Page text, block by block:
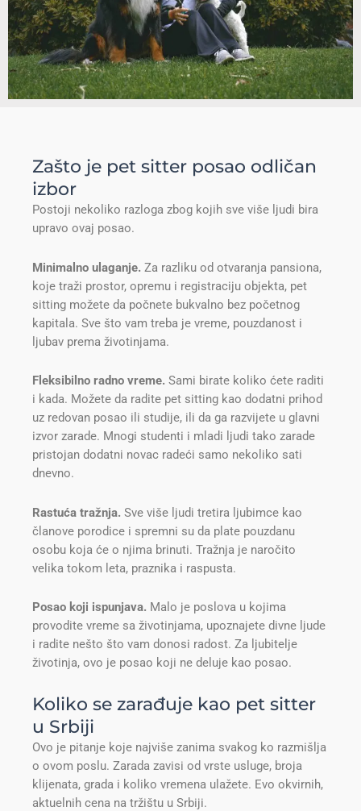
Zašto je pet sitter posao odličan
izbor
Postoji nekoliko razloga zbog kojih sve više ljudi bira
upravo ovaj posao.
Minimalno ulaganje. Za razliku od otvaranja pansiona,
koje traži prostor, opremu i registraciju objekta, pet
sitting možete da počnete bukvalno bez početnog
kapitala. Sve što vam treba je vreme, pouzdanost i
ljubav prema životinjama.
Fleksibilno radno vreme. Sami birate koliko ćete raditi
i kada. Možete da radite pet sitting kao dodatni prihod
uz redovan posao ili studije, ili da ga razvijete u glavni
izvor zarade. Mnogi studenti i mladi ljudi tako zarade
pristojan dodatni novac radeći samo nekoliko sati
dnevno.
Rastuća tražnja. Sve više ljudi tretira ljubimce kao
članove porodice i spremni su da plate pouzdanu
osobu koja će o njima brinuti. Tražnja je naročito
velika tokom leta, praznika i raspusta.
Posao koji ispunjava. Malo je poslova u kojima
provodite vreme sa životinjama, upoznajete divne ljude
i radite nešto što vam donosi radost. Za ljubitelje
životinja, ovo je posao koji ne deluje kao posao.
Koliko se zarađuje kao pet sitter
u Srbiji
Ovo je pitanje koje najviše zanima svakog ko razmišlja
o ovom poslu. Zarada zavisi od vrste usluge, broja
klijenata, grada i koliko vremena ulažete. Evo okvirnih,
aktuelnih cena na tržištu u Srbiji.